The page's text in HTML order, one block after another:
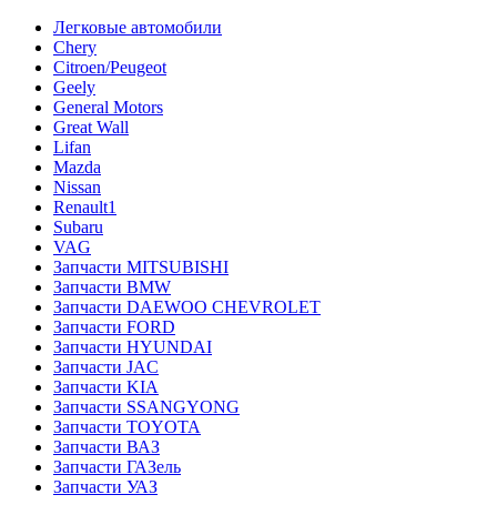
Легковые автомобили
Chery
Citroen/Peugeot
Geely
General Motors
Great Wall
Lifan
Mazda
Nissan
Renault1
Subaru
VAG
Запчасти MITSUBISHI
Запчасти BMW
Запчасти DAEWOO CHEVROLET
Запчасти FORD
Запчасти HYUNDAI
Запчасти JAC
Запчасти KIA
Запчасти SSANGYONG
Запчасти TOYOTA
Запчасти ВАЗ
Запчасти ГАЗель
Запчасти УАЗ